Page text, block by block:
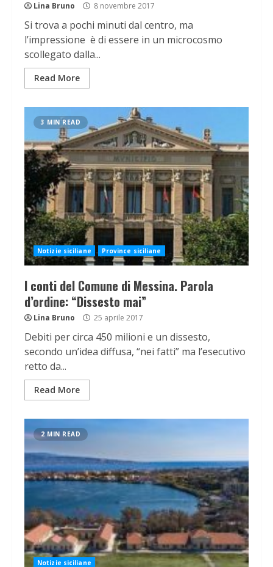
Lina Bruno 8 novembre 2017
Si trova a pochi minuti dal centro, ma
l’impressione è di essere in un microcosmo
scollegato dalla...
Read More
3 MIN READ
Notizie siciliane Province siciliane
I conti del Comune di Messina. Parola
d’ordine: “Dissesto mai”
Lina Bruno 25 aprile 2017
Debiti per circa 450 milioni e un dissesto,
secondo un’idea diffusa, “nei fatti” ma l’esecutivo
retto da...
Read More
2 MIN READ
Notizie siciliane